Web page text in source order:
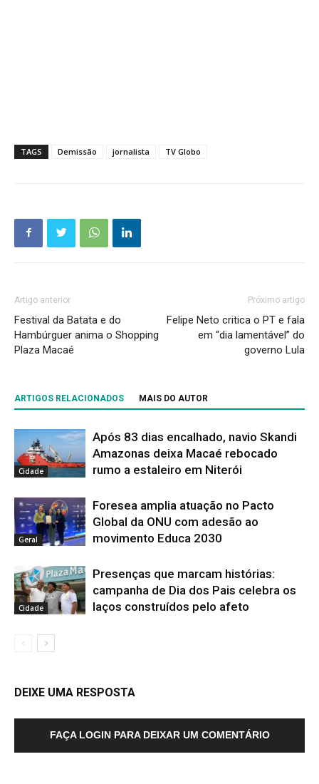
TAGS Demissão jornalista TV Globo
Artigo anterior
Festival da Batata e do
Hambúrguer anima o Shopping
Plaza Macaé
Próximo artigo
Felipe Neto critica o PT e fala
em “dia lamentável” do
governo Lula
ARTIGOS RELACIONADOS MAIS DO AUTOR
Cidade
Após 83 dias encalhado, navio Skandi
Amazonas deixa Macaé rebocado
rumo a estaleiro em Niterói
Geral
Foresea amplia atuação no Pacto
Global da ONU com adesão ao
movimento Educa 2030
Cidade
Presenças que marcam histórias:
campanha de Dia dos Pais celebra os
laços construídos pelo afeto
DEIXE UMA RESPOSTA
FAÇA LOGIN PARA DEIXAR UM COMENTÁRIO